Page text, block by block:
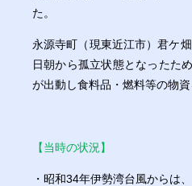
た。
永源寺町（現東近江市）君ケ
日朝から孤立状態となったた
が出動し食料品・燃料等の物
【当時の状況】
・昭和34年伊勢湾台風からは